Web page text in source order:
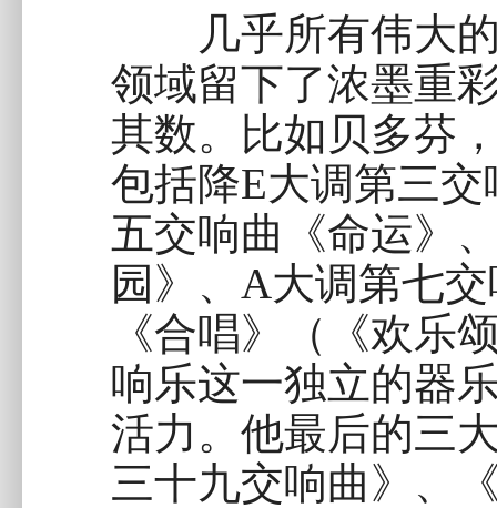
几乎所有伟大的
领域留下了浓墨重
其数。比如贝多芬
包括降E大调第三
五交响曲《命运》
园》、A大调第七
《合唱》（《欢乐
响乐这一独立的器
活力。他最后的三
三十九交响曲》、